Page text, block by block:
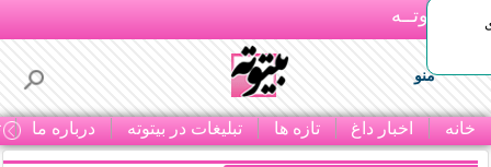
بـیتوتــه
منو
خانه اخبار داغ تازه ها تبلیغات در بیتوته درباره ما